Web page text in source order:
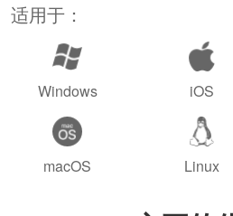
适用于：
Windows iOS
macOS Linux